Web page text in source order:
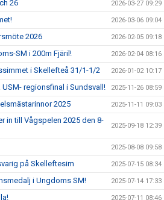
26 2026-03-27 09:29
2026-03-06 09:04
2026 2026-02-05 09:18
SM i 200m Fjäril! 2026-02-04 08:16
i Skellefteå 31/1-1/2 2026-01-02 10:17
regionsfinal i Sundsvall! 2025-11-26 08:59
2025 2025-11-11 09:03
in till Vågspelen 2025 den 8-
2025-09-18 12:39
2025-08-08 09:58
på Skelleftesim 2025-07-15 08:34
i Ungdoms SM! 2025-07-14 17:33
2025-07-11 08:46